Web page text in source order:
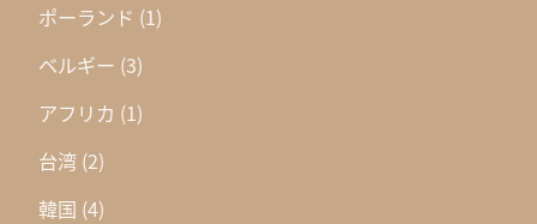
ポーランド (1)
ベルギー (3)
アフリカ (1)
台湾 (2)
韓国 (4)